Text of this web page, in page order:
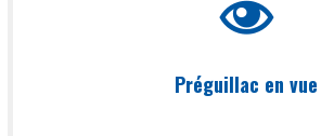
Préguillac en vue